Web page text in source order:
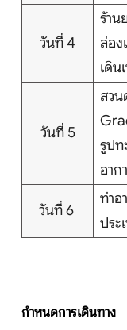
วันที่ 4
ร้าน
ล่อง
เดิน
วันที่ 5
สว
รูปท
อาก
วันที่ 6
ท่าอ
ประ
กำหนดการเดินทาง